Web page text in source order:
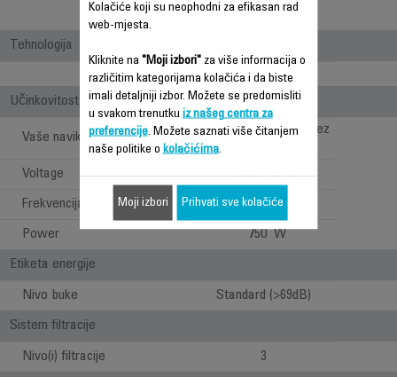
Tehnologija
Bagless
Učinkovitost
Vaše navike
Dubinsko čišćenje bez
Voltage
220-240 V
Frekvencija 50-60 Hz
Power 750 W
Etiketa energije
Nivo buke Standard (>69dB)
Sistem filtracije
Nivo(i) filtracije 3
Kolačiće koji su neophodni za efikasan rad
web-mjesta.
Kliknite na "Moji izbori"za više informacija o
različitim kategorijama kolačića i da biste
imali detaljniji izbor. Možete se predomisliti
u svakom trenutku iz našeg centra za
preferencije. Možete saznati više čitanjem
naše politike o kolačićima.
Moji izbori Prihvati sve kolačiće